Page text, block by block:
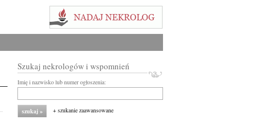
Szukaj nekrologów i wspomnień
Imię i nazwisko lub numer ogłoszenia:
+ szukanie zaawansowane